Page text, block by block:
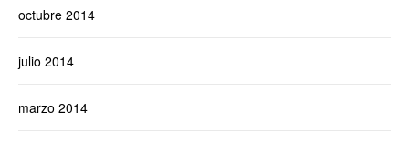
octubre 2014
julio 2014
marzo 2014